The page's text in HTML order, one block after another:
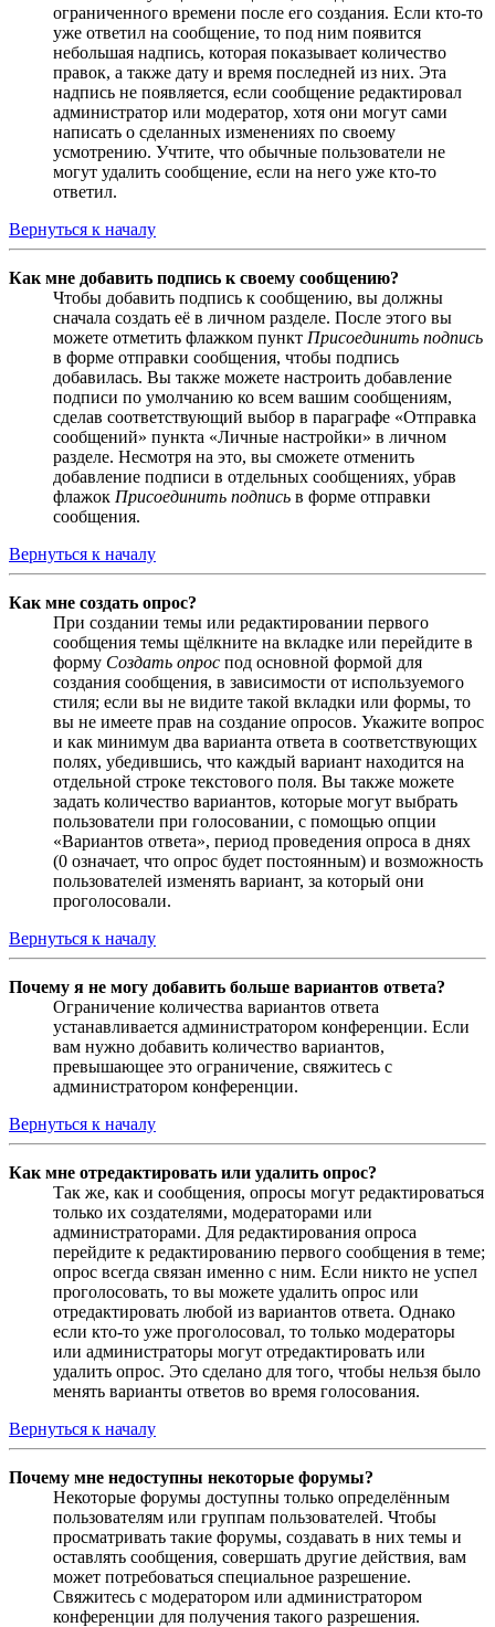
ограниченного времени после его создания. Если кто-то
уже ответил на сообщение, то под ним появится
небольшая надпись, которая показывает количество
правок, а также дату и время последней из них. Эта
надпись не появляется, если сообщение редактировал
администратор или модератор, хотя они могут сами
написать о сделанных изменениях по своему
усмотрению. Учтите, что обычные пользователи не
могут удалить сообщение, если на него уже кто-то
ответил.
Вернуться к началу
Как мне добавить подпись к своему сообщению?
Чтобы добавить подпись к сообщению, вы должны
сначала создать её в личном разделе. После этого вы
можете отметить флажком пункт Присоединить подпись
в форме отправки сообщения, чтобы подпись
добавилась. Вы также можете настроить добавление
подписи по умолчанию ко всем вашим сообщениям,
сделав соответствующий выбор в параграфе «Отправка
сообщений» пункта «Личные настройки» в личном
разделе. Несмотря на это, вы сможете отменить
добавление подписи в отдельных сообщениях, убрав
флажок Присоединить подпись в форме отправки
сообщения.
Вернуться к началу
Как мне создать опрос?
При создании темы или редактировании первого
сообщения темы щёлкните на вкладке или перейдите в
форму Создать опрос под основной формой для
создания сообщения, в зависимости от используемого
стиля; если вы не видите такой вкладки или формы, то
вы не имеете прав на создание опросов. Укажите вопрос
и как минимум два варианта ответа в соответствующих
полях, убедившись, что каждый вариант находится на
отдельной строке текстового поля. Вы также можете
задать количество вариантов, которые могут выбрать
пользователи при голосовании, с помощью опции
«Вариантов ответа», период проведения опроса в днях
(0 означает, что опрос будет постоянным) и возможность
пользователей изменять вариант, за который они
проголосовали.
Вернуться к началу
Почему я не могу добавить больше вариантов ответа?
Ограничение количества вариантов ответа
устанавливается администратором конференции. Если
вам нужно добавить количество вариантов,
превышающее это ограничение, свяжитесь с
администратором конференции.
Вернуться к началу
Как мне отредактировать или удалить опрос?
Так же, как и сообщения, опросы могут редактироваться
только их создателями, модераторами или
администраторами. Для редактирования опроса
перейдите к редактированию первого сообщения в теме;
опрос всегда связан именно с ним. Если никто не успел
проголосовать, то вы можете удалить опрос или
отредактировать любой из вариантов ответа. Однако
если кто-то уже проголосовал, то только модераторы
или администраторы могут отредактировать или
удалить опрос. Это сделано для того, чтобы нельзя было
менять варианты ответов во время голосования.
Вернуться к началу
Почему мне недоступны некоторые форумы?
Некоторые форумы доступны только определённым
пользователям или группам пользователей. Чтобы
просматривать такие форумы, создавать в них темы и
оставлять сообщения, совершать другие действия, вам
может потребоваться специальное разрешение.
Свяжитесь с модератором или администратором
конференции для получения такого разрешения.